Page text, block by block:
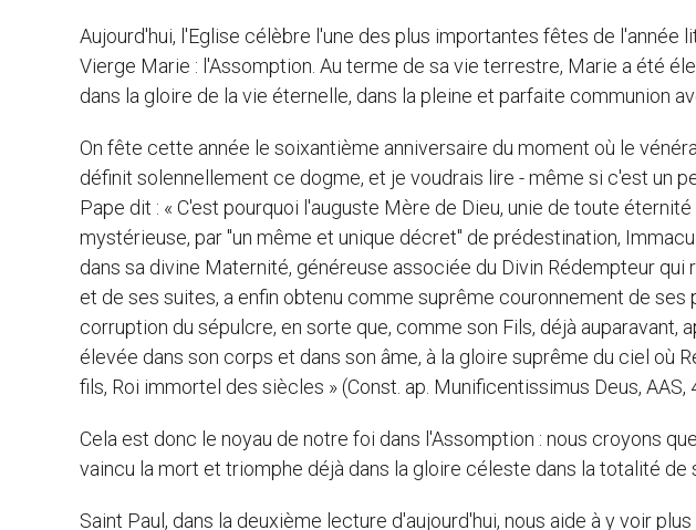
Aujourd'hui, l'Eglise célèbre l'une des plus importantes fêtes de l'année
Vierge Marie : l'Assomption. Au terme de sa vie terrestre, Marie a été
dans la gloire de la vie éternelle, dans la pleine et parfaite communion
On fête cette année le soixantième anniversaire du moment où le
définit solennellement ce dogme, et je voudrais lire - même si c'est un
Pape dit : « C'est pourquoi l'auguste Mère de Dieu, unie de toute
mystérieuse, par "un même et unique décret" de prédestination,
dans sa divine Maternité, généreuse associée du Divin Rédempteur
et de ses suites, a enfin obtenu comme suprême couronnement de
corruption du sépulcre, en sorte que, comme son Fils, déjà auparavant,
élevée dans son corps et dans son âme, à la gloire suprême du ciel où
fils, Roi immortel des siècles » (Const. ap. Munificentissimus Deus, AAS,
Cela est donc le noyau de notre foi dans l'Assomption : nous croyons
vaincu la mort et triomphe déjà dans la gloire céleste dans la totalité de
Saint Paul, dans la deuxième lecture d'aujourd'hui, nous aide à y voir